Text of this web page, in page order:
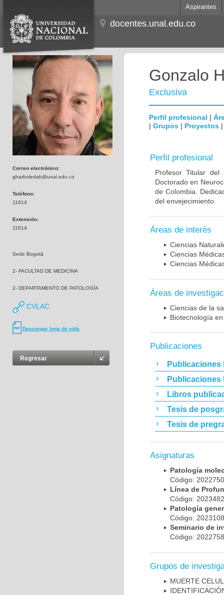
Aspirantes
docentes.unal.edu.co
Correo electrónico:
gharboledab@unal.edu.co
Teléfono:
11614
Extensión:
11614
Sede Bogotá
2- FACULTAD DE MEDICINA
2- DEPARTAMENTO DE PATOLOGÍA
CVLAC
Descargar hoja de vida
Regresar
Gonzalo
Exclusiva
Perfil profesional |
| Grupos | Proyectos
Perfil profesional
Profesor Titular
Doctorado en
de Colombia.
del envejecimiento.
Áreas de interés
Ciencias
Ciencias
Ciencias
Áreas de
Ciencias de la
Biotecnología
Publicaciones
Publicaciones
Publicaciones
Libros
Tesis de
Tesis de
Asignaturas
Patología
Código:
Línea de
Código:
Patología
Código:
Seminario de
Código:
Grupos de
MUERTE